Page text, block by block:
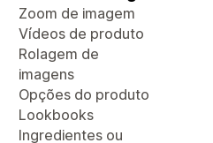
Zoom de imagem
Vídeos de produto
Rolagem de
imagens
Opções do produto
Lookbooks
Ingredientes ou